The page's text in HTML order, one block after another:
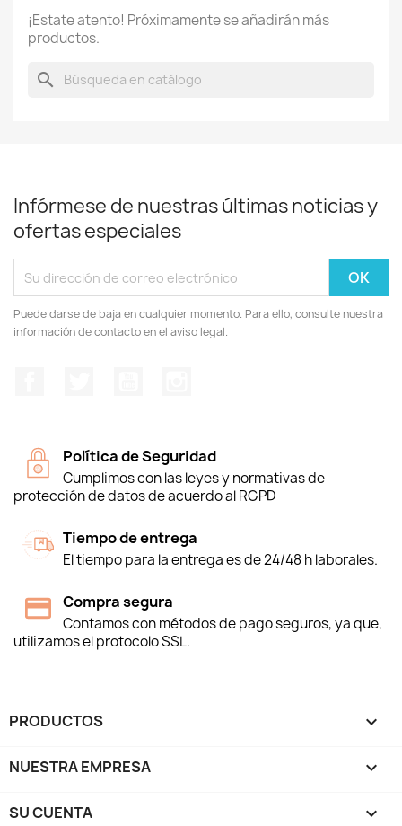
¡Estate atento! Próximamente se añadirán más
productos.
search
Infórmese de nuestras últimas noticias y
ofertas especiales
Puede darse de baja en cualquier momento. Para ello, consulte nuestra
información de contacto en el aviso legal.
Política de Seguridad
Cumplimos con las leyes y normativas de
protección de datos de acuerdo al RGPD
Tiempo de entrega
El tiempo para la entrega es de 24/48 h laborales.
Compra segura
Contamos con métodos de pago seguros, ya que,
utilizamos el protocolo SSL.
PRODUCTOS 
NUESTRA EMPRESA 
SU CUENTA 